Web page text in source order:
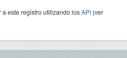
este registro utilizando losAPI (ver